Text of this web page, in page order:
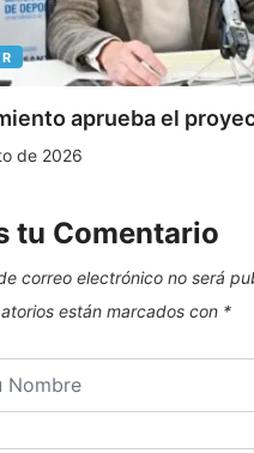
aprueba el
de 2026
tu Comentario
correo electrónico no será
están marcados con *